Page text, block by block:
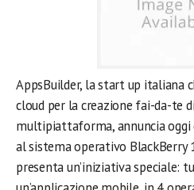
AppsBuilder, la start up italiana
cloud per la creazione fai-da-te
multipiattaforma, annuncia
al sistema operativo BlackBerry
presenta un’iniziativa speciale: